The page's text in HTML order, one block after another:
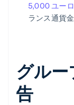
5,000 ユー
ランス通貨
グルー
告